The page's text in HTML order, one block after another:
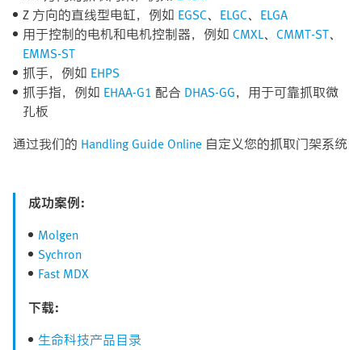
Z 方向的直线型电缸，例如 EGSC、 ELGC、 ELGA
用于控制的电机和电机控制器，例如 CMXL、 CMMT-ST、
EMMS-ST
抓手，例如 EHPS
抓手指，例如 EHAA-G1 配合 DHAS-GG，用于可靠抓取微
孔板
通过我们的 Handling Guide Online 自定义您的抓取门架系统
成功案例：
Molgen
Sychron
Fast MDX
下载：
生命科技产品目录